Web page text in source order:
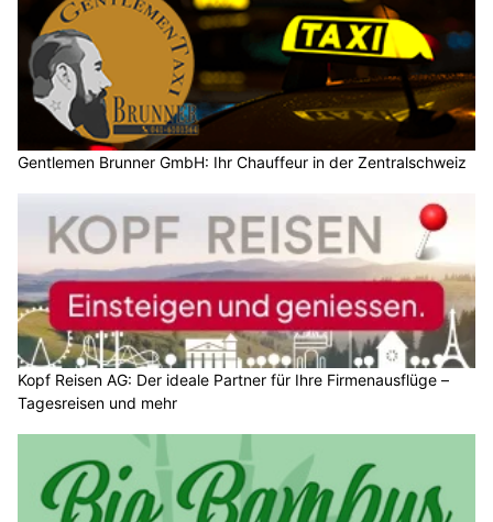
Gentlemen Brunner GmbH: Ihr Chauffeur in der Zentralschweiz
Kopf Reisen AG: Der ideale Partner für Ihre Firmenausflüge –
Tagesreisen und mehr